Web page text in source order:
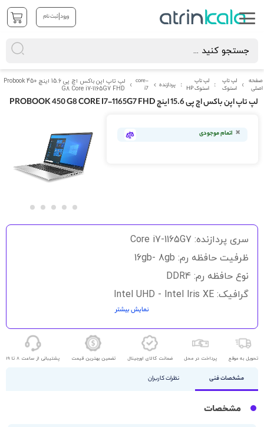
ورود|ثبت نام
صفحه
اصلی
لپ تاپ
استوک
لپ تاپ
استوک HP
پردازنده
core-
i7
لپ تاپ اپن باکس اچ پی 15.6 اینچ Probook 450
G8 Core i7-1165G7 FHD
لپ تاپ اپن باکس اچ پی 15.6 اینچ PROBOOK 450 G8 CORE I7-1165G7 FHD
انتهای
گالری
تصاویر
اتمام موجودی
سری پردازنده: Core i7-1165G7
ظرفیت حافظه رم: 16gb- 8gb
نوع حافظه رم: DDR4
گرافیک: Intel UHD - Intel Iris XE
اندازه صفحه نمایش: 15.6 اینچ
کیفیت صفحه نمایش: FHD
نمایش بیشتر
تحویل به موقع پرداخت در محل ضمانت کالای اورجینال تضمین بهترین قیمت پشتیبانی از ساعت 8 تا 19
مشخصات فنی نظرات کاربران
مشخصات